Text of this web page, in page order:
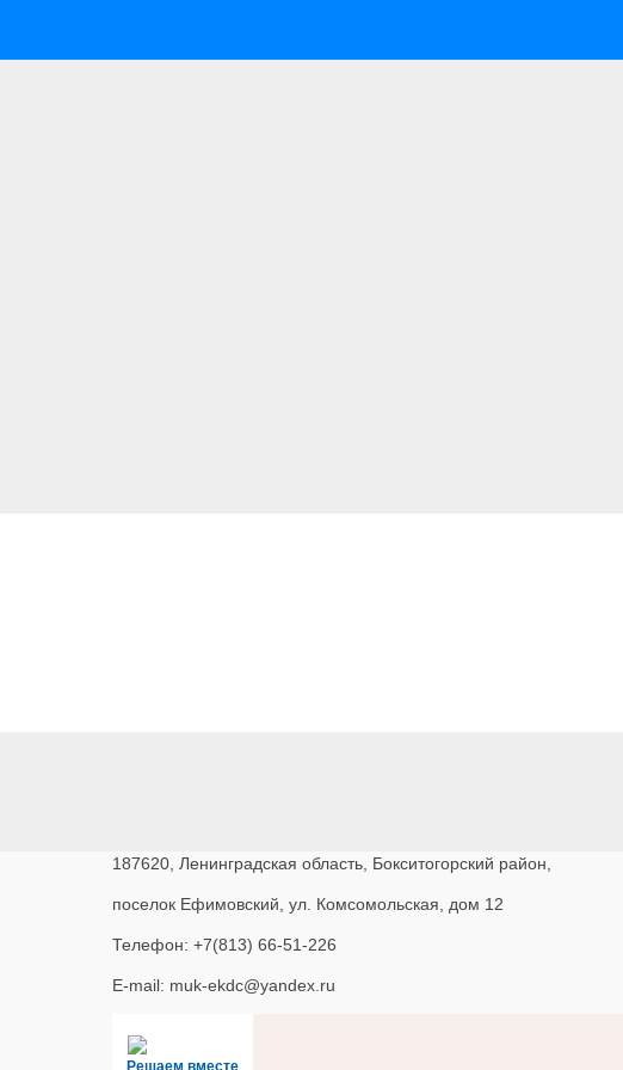
187620, Ленинградская область, Бокситогорский район,
поселок Ефимовский, ул. Комсомольская, дом 12
Телефон: +7(813) 66-51-226
E-mail: muk-ekdc@yandex.ru
Решаем вместе